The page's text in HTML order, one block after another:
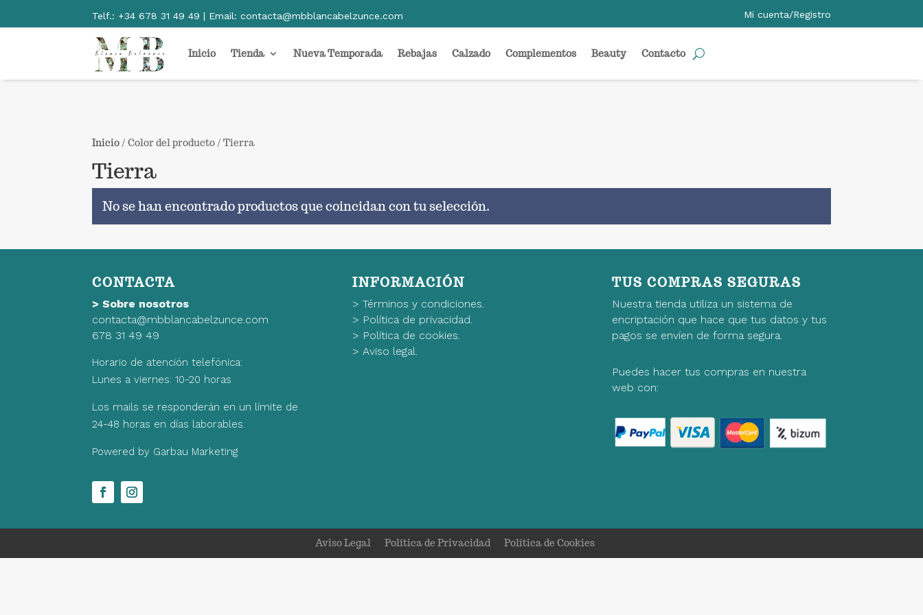
Telf.: +34 678 31 49 49 | Email:contacta@mbblancabelzunce.com Mi cuenta/Registro
Inicio Tienda Nueva Temporada Rebajas Calzado Complementos Beauty Contacto
Inicio / Color del producto / Tierra
Tierra
No se han encontrado productos que coincidan con tu selección.
CONTACTA
>Sobre nosotros
contacta@mbblancabelzunce.com
678 31 49 49
Horario de atención telefónica:
Lunes a viernes: 10-20 horas
Los mails se responderán en un límite de
24-48 horas en días laborables.
Powered by Garbau Marketing
INFORMACIÓN
> Términos y condiciones.
> Política de privacidad.
> Política de cookies.
> Aviso legal.
TUS COMPRAS SEGURAS
Nuestra tienda utiliza un sistema de
encriptación que hace que tus datos y tus
pagos se envíen de forma segura.
Puedes hacer tus compras en nuestra
web con:
Aviso Legal Política de Privacidad Política de Cookies